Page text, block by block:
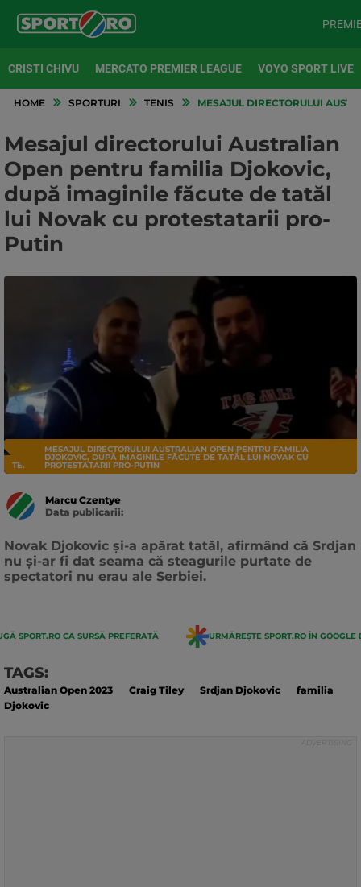
CRISTI CHIVU MERCATO PREMIER LEAGUE VOYO SPORT LIVE
HOME SPORTURI TENIS MESAJUL DIRECTORULUI
Mesajul directorului Australian
Open pentru familia Djokovic,
după imaginile făcute de tatăl
lui Novak cu protestatarii pro-
Putin
TENIS
MESAJUL DIRECTORULUI AUSTRALIAN OPEN PENTRU FAMILIA
DJOKOVIC, DUPĂ IMAGINILE FĂCUTE DE TATĂL LUI NOVAK CU
PROTESTATARII PRO-PUTIN
Marcu Czentye
Data publicarii:
Novak Djokovic și-a apărat tatăl, afirmând că Srdjan
nu și-ar fi dat seama că steagurile purtate de
spectatori nu erau ale Serbiei.
SPORT.RO CA SURSĂ PREFERATĂ URMĂREȘTE SPORT.RO ÎN GOOGLE
TAGS:
Australian Open 2023 Craig Tiley Srdjan Djokovic
familia
Djokovic